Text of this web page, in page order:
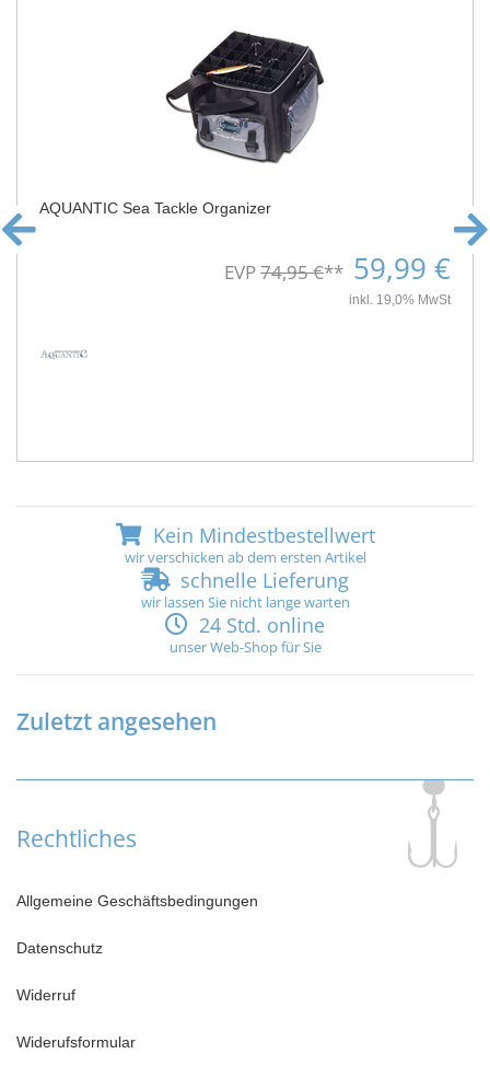
AQUANTIC Sea Tackle Organizer
EVP74,95 €** 59,99 €
inkl. 19,0% MwSt
Kein Mindestbestellwert
wir verschicken ab dem ersten Artikel
schnelle Lieferung
wir lassen Sie nicht lange warten
24 Std. online
unser Web-Shop für Sie
Zuletzt angesehen
Rechtliches
Allgemeine Geschäftsbedingungen
Datenschutz
Widerruf
Widerufsformular